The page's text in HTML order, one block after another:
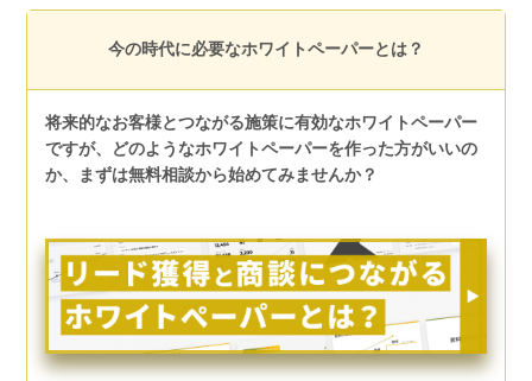
今の時代に必要なホワイトペーパーとは？
将来的なお客様とつながる施策に有効なホワイトペーパー
ですが、どのようなホワイトペーパーを作った方がいいの
か、まずは無料相談から始めてみませんか？